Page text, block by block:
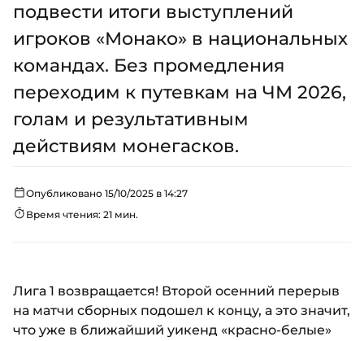
подвести итоги выступлений
игроков «Монако» в национальных
командах. Без промедления
переходим к путевкам на ЧМ 2026,
голам и результативным
действиям монегасков.
Опубликовано 15/10/2025 в 14:27
Время чтения: 21 мин.
Лига 1 возвращается! Второй осенний перерыв
на матчи сборных подошел к концу, а это значит,
что уже в ближайший уикенд «красно-белые»